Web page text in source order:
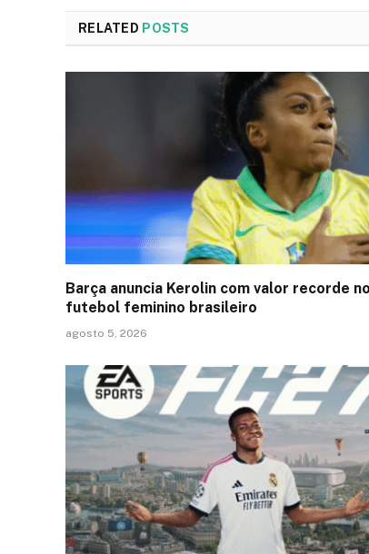
RELATED POSTS
Barça anuncia Kerolin com valor recorde no
futebol feminino brasileiro
agosto 5, 2026